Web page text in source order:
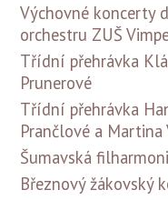
Výchovné koncerty
orchestru ZUŠ
Třídní přehrávka
Prunerové
Třídní přehrávka
Prančlové a Martina
Šumavská
Březnový žákovský